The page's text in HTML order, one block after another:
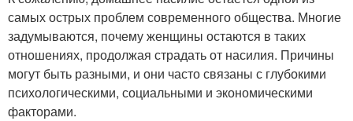
самых острых проблем современного общества. Многие
задумываются, почему женщины остаются в таких
отношениях, продолжая страдать от насилия. Причины
могут быть разными, и они часто связаны с глубокими
психологическими, социальными и экономическими
факторами.